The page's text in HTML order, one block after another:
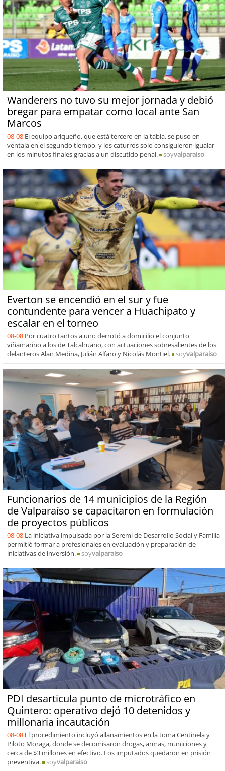
Wanderers no tuvo su mejor jornada y debió
bregar para empatar como local ante San
Marcos
08-08 El equipo ariqueño, que está tercero en la tabla, se puso en
ventaja en el segundo tiempo, y los caturros solo consiguieron igualar
en los minutos finales gracias a un discutido penal.
soyvalparaiso
Everton se encendió en el sur y fue
contundente para vencer a Huachipato y
escalar en el torneo
08-08 Por cuatro tantos a uno derrotó a domicilio el conjunto
viñamarino a los de Talcahuano, con actuaciones sobresalientes de los
delanteros Alan Medina, Julián Alfaro y Nicolás Montiel.
soyvalparaiso
Funcionarios de 14 municipios de la Región
de Valparaíso se capacitaron en formulación
de proyectos públicos
08-08 La iniciativa impulsada por la Seremi de Desarrollo Social y Familia
permitió formar a profesionales en evaluación y preparación de
iniciativas de inversión.
soyvalparaiso
PDI desarticula punto de microtráfico en
Quintero: operativo dejó 10 detenidos y
millonaria incautación
08-08 El procedimiento incluyó allanamientos en la toma Centinela y
Piloto Moraga, donde se decomisaron drogas, armas, municiones y
cerca de $3 millones en efectivo. Los imputados quedaron en prisión
preventiva.
soyvalparaiso